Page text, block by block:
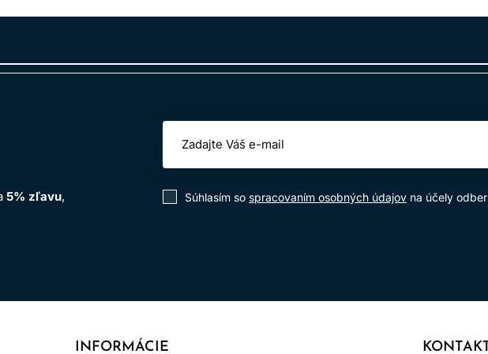
5% zľavu,
Súhlasím so spracovaním osobných údajov na účely
INFORMÁCIE